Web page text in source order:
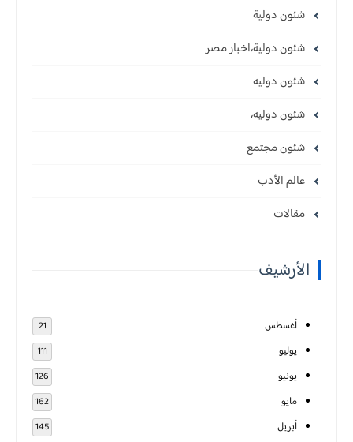
شئون دولية
شئون دولية،اخبار مصر
شئون دوليه
شئون دوليه،
شئون مجتمع
عالم الأدب
مقالات
الأرشيف
أغسطس 21
يوليو 111
يونيو 126
مايو 162
أبريل 145